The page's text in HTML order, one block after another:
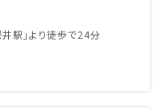
駅」より徒歩で24分